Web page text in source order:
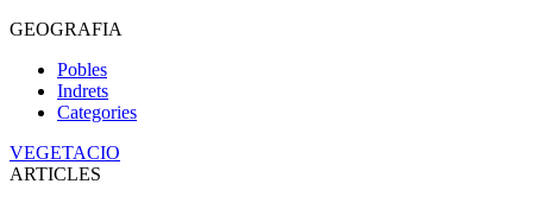
GEOGRAFIA
Pobles
Indrets
Categories
VEGETACIO
ARTICLES